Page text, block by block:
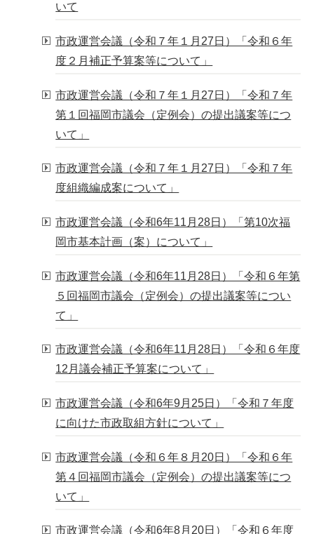
いて
市政運営会議（令和７年１月27日）「令和６年
度２月補正予算案等について」
市政運営会議（令和７年１月27日）「令和７年
第１回福岡市議会（定例会）の提出議案等につ
いて」
市政運営会議（令和７年１月27日）「令和７年
度組織編成案について」
市政運営会議（令和6年11月28日）「第10次福
岡市基本計画（案）について」
市政運営会議（令和6年11月28日）「令和６年第
５回福岡市議会（定例会）の提出議案等につい
て」
市政運営会議（令和6年11月28日）「令和６年度
12月議会補正予算案について」
市政運営会議（令和6年9月25日）「令和７年度
に向けた市政取組方針について」
市政運営会議（令和６年８月20日）「令和６年
第４回福岡市議会（定例会）の提出議案等につ
いて」
市政運営会議（令和6年8月20日）「令和６年度